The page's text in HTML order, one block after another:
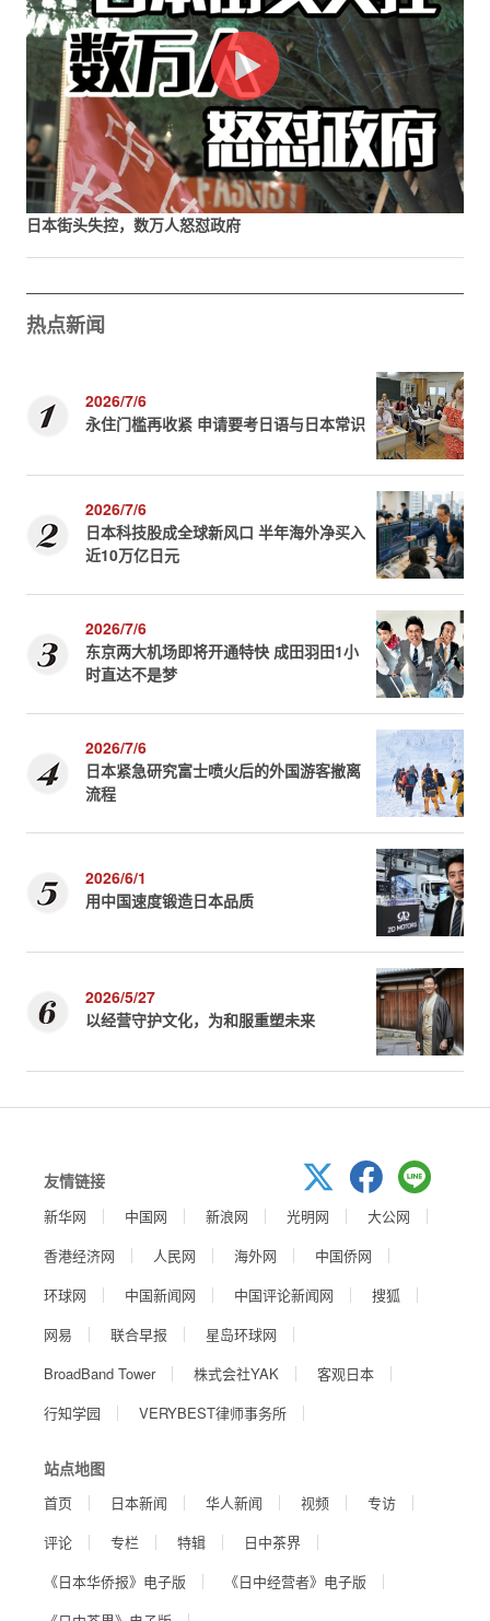
日本街头失控，数万人怒怼政府
热点新闻
2026/7/6
永住门槛再收紧 申请要考日语与日本常识
2026/7/6
日本科技股成全球新风口 半年海外净买入
近10万亿日元
2026/7/6
东京两大机场即将开通特快 成田羽田1小
时直达不是梦
2026/7/6
日本紧急研究富士喷火后的外国游客撤离
流程
2026/6/1
用中国速度锻造日本品质
2026/5/27
以经营守护文化，为和服重塑未来
友情链接
新华网 中国网 新浪网 光明网
大公网
香港经济网
人民网 海外网
中国侨网
环球网
中国新闻网 中国评论新闻网
搜狐
网易
联合早报
星岛环球网
BroadBand Tower
株式会社YAK
客观日本
行知学园
VERYBEST律师事务所
站点地图
首页 日本新闻 华人新闻 视频
专访
评论
专栏 特辑
日中茶界
《日本华侨报》电子版
《日中经营者》电子版